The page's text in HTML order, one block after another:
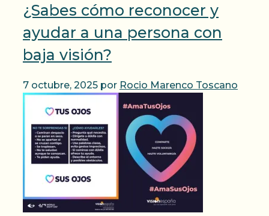
¿Sabes cómo reconocer y
ayudar a una persona con
baja visión?
7 octubre, 2025 por Rocio Marenco Toscano